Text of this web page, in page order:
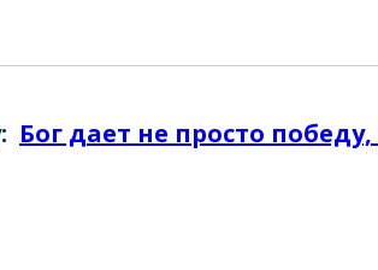
Бог дает не просто